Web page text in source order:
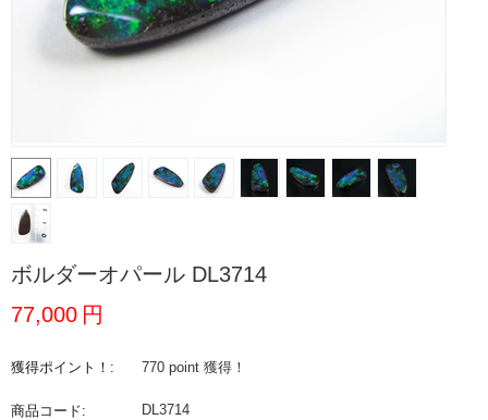
ボルダーオパール DL3714
77,000 円
獲得ポイント！: 770 point 獲得！
商品コード: DL3714